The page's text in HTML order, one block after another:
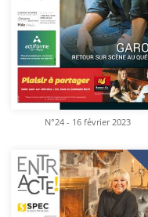
N°24 - 16 février 2023